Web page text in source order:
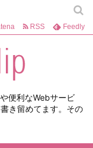
便利なWebサービ
き留めてます。その
RSS Feedly